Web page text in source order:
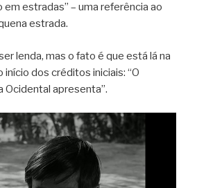
estradas” – uma referência ao
estrada.
lenda, mas o fato é que está lá na
dos créditos iniciais: “O
Ocidental apresenta”.